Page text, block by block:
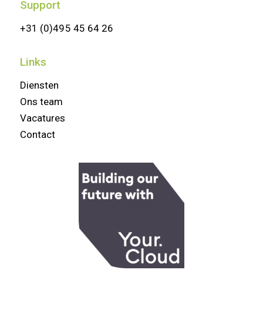
Support
+31 (0)495 45 64 26
Links
Diensten
Ons team
Vacatures
Contact